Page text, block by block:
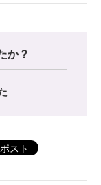
か？
ポスト